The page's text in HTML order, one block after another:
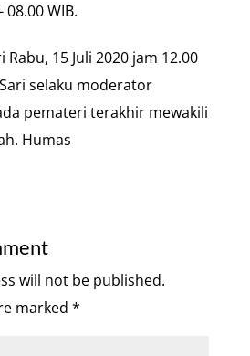
WIB.
15 Juli 2020 jam 12.00
selaku moderator
pemateri terakhir mewakili
Humas
will not be published.
marked *